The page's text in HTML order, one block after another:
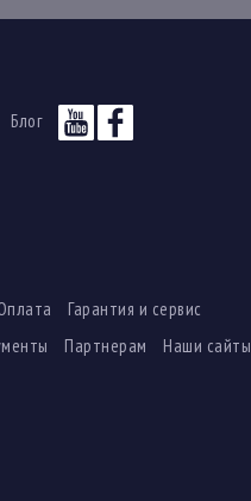
Блог
Гарантия и сервис
Партнерам
Наши сайты